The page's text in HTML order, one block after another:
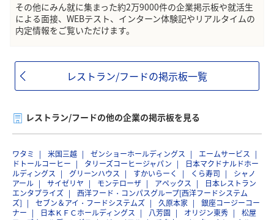
その他にみん就に集まった約2万9000件の企業掲示板や就活生
による面接、WEBテスト、インターン体験記やリアルタイムの
内定情報をご覧いただけます。
レストラン/フードの掲示板一覧
レストラン/フードの他の企業の掲示板を見る
ワタミ 米国三越 ゼンショーホールディングス
エームサービス
ドトールコーヒー
タリーズコーヒージャパン
日本マクドナルドホー
ルディングス
グリーンハウス すかいらーく くら寿司
シャノ
アール
サイゼリヤ モンテローザ アペックス
日本レストラン
エンタプライズ
西洋フード・コンパスグループ[西洋フードシステム
ズ]
セブン＆アイ・フードシステムズ 久原本家
銀座コージーコー
ナー
日本ＫＦＣホールディングス 八芳園 オリジン東秀
松屋